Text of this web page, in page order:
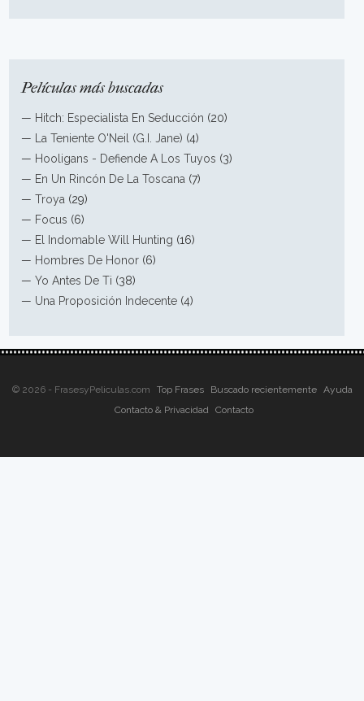
Películas más buscadas
— Hitch: Especialista En Seducción (20)
—
La Teniente O'Neil (G.I. Jane) (4)
— Hooligans - Defiende A Los Tuyos (3)
— En Un Rincón De La Toscana (7)
—Troya (29)
— Focus (6)
— El Indomable Will Hunting (16)
— Hombres De Honor (6)
—Yo Antes De Ti (38)
— Una Proposición Indecente (4)
© 2026 - FrasesyPeliculas.com Top Frases Buscado recientemente
Ayuda
Contacto & Privacidad
Contacto